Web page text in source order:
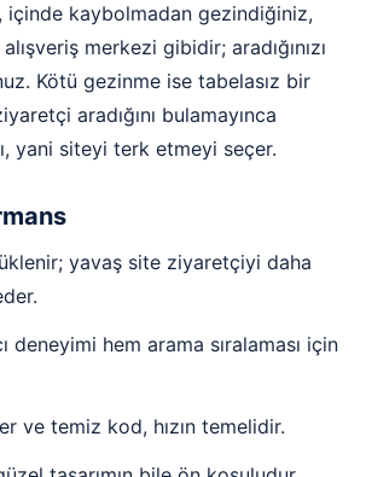
kaybolmadan gezindiğiniz,
merkezi gibidir; aradığınızı
Kötü gezinme ise tabelasız bir
aradığını bulamayınca
yani siteyi terk etmeyi seçer.
yavaş site ziyaretçiyi daha
deneyimi hem arama sıralaması için
ve temiz kod, hızın temelidir.